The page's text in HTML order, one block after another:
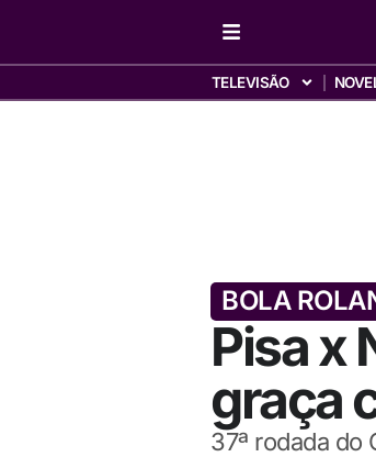
TELEVISÃO
BOLA
Pisa x
graça
37ª rodada do